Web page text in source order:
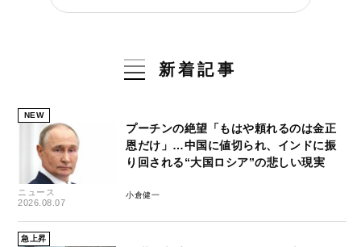
新着記事
NEW
ニュース
2026.08.07
プーチンの絶望「もはや頼れるのは金正
恩だけ」…中国に値切られ、インドに振
り回される“大国ロシア”の悲しい現実
小倉健一
急上昇